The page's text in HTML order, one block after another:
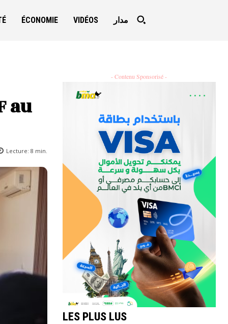
ÉCONOMIE VIDÉOS مدار
au
Lecture: 8 min.
- Contenu Sponsorisé -
LES PLUS LUS